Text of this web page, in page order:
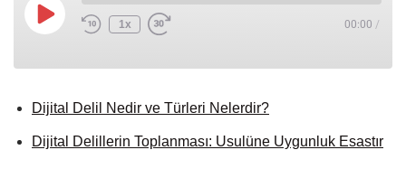
1x 00:00 /
Dijital Delil Nedir ve Türleri Nelerdir?
Dijital Delillerin Toplanması: Usulüne Uygunluk Esastır